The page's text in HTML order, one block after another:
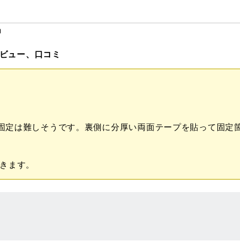
ュー、口コミ
は難しそうです。裏側に分厚い両面テープを貼って固定
ます。